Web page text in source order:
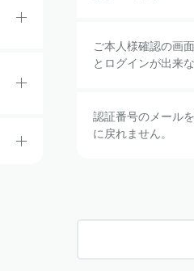
ご本人様確認の画
とログインが出来
認証番号のメール
に戻れません。